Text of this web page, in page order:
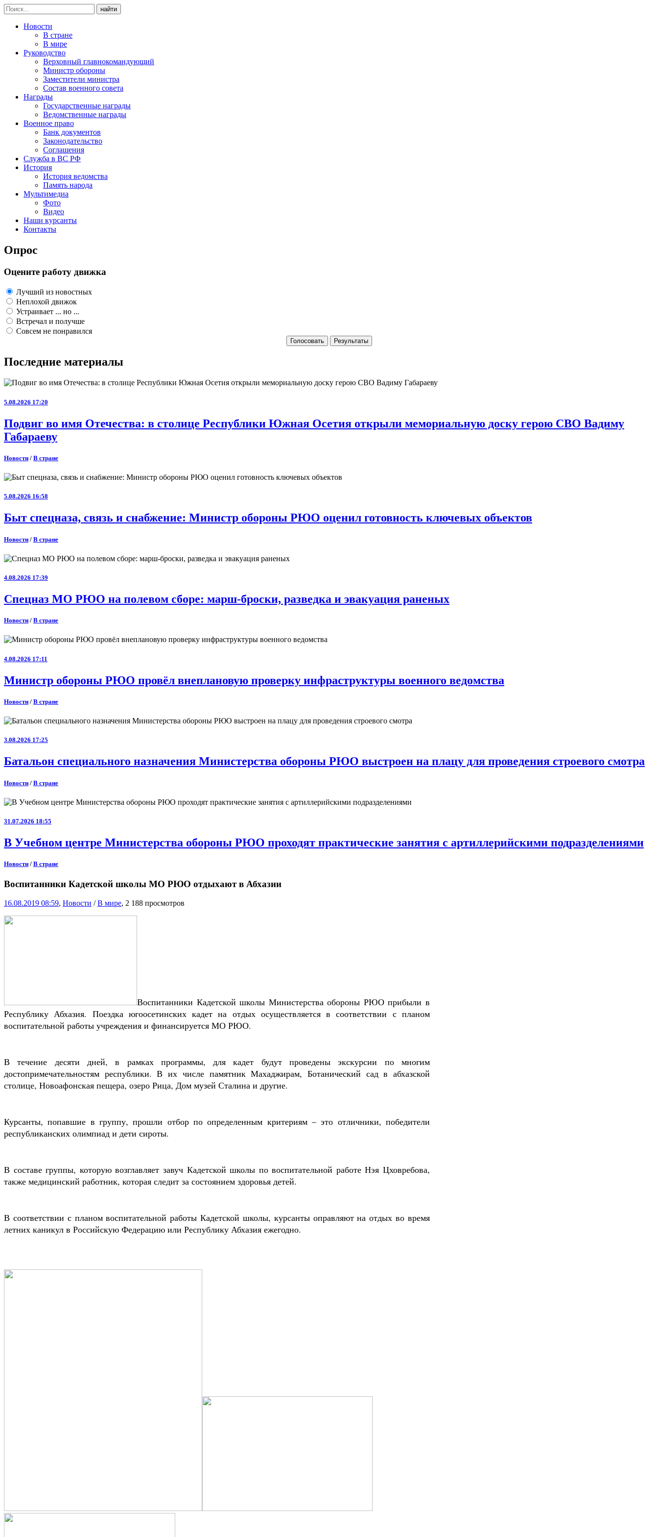
найти
Новости
В стране
В мире
Руководство
Верховный главнокомандующий
Министр обороны
Заместители министра
Состав военного совета
Награды
Государственные награды
Ведомственные награды
Военное право
Банк документов
Законодательство
Соглашения
Служба в ВС РФ
История
История ведомства
Память народа
Мультимедиа
Фото
Видео
Наши курсанты
Контакты
Опрос
Оцените работу движка
Лучший из новостных
Неплохой движок
Устраивает ... но ...
Встречал и получше
Совсем не понравился
Голосовать Результаты
Последние материалы
5.08.2026 17:20
Подвиг во имя Отечества: в столице Республики Южная Осетия открыли мемориальную доску герою СВО Вадиму
Габараеву
Новости / В стране
5.08.2026 16:58
Быт спецназа, связь и снабжение: Министр обороны РЮО оценил готовность ключевых объектов
Новости / В стране
4.08.2026 17:39
Спецназ МО РЮО на полевом сборе: марш‑броски, разведка и эвакуация раненых
Новости / В стране
4.08.2026 17:11
Министр обороны РЮО провёл внеплановую проверку инфраструктуры военного ведомства
Новости / В стране
3.08.2026 17:25
Батальон специального назначения Министерства обороны РЮО выстроен на плацу для проведения строевого смотра
Новости / В стране
31.07.2026 18:55
В Учебном центре Министерства обороны РЮО проходят практические занятия с артиллерийскими подразделениями
Новости / В стране
Воспитанники Кадетской школы МО РЮО отдыхают в Абхазии
16.08.2019 08:59, Новости /В мире, 2 188 просмотров
Воспитанники Кадетской школы Министерства обороны РЮО прибыли в
Республику Абхазия. Поездка югоосетинских кадет на отдых осуществляется в соответствии с планом
воспитательной работы учреждения и финансируется МО РЮО.
В течение десяти дней, в рамках программы, для кадет будут проведены экскурсии по многим
достопримечательностям республики. В их числе памятник Махаджирам, Ботанический сад в абхазской
столице, Новоафонская пещера, озеро Рица, Дом музей Сталина и другие.
Курсанты, попавшие в группу, прошли отбор по определенным критериям – это отличники, победители
республиканских олимпиад и дети сироты.
В составе группы, которую возглавляет завуч Кадетской школы по воспитательной работе Нэя Цховребова,
также медицинский работник, которая следит за состоянием здоровья детей.
В соответствии с планом воспитательной работы Кадетской школы, курсанты оправляют на отдых во время
летних каникул в Российскую Федерацию или Республику Абхазия ежегодно.